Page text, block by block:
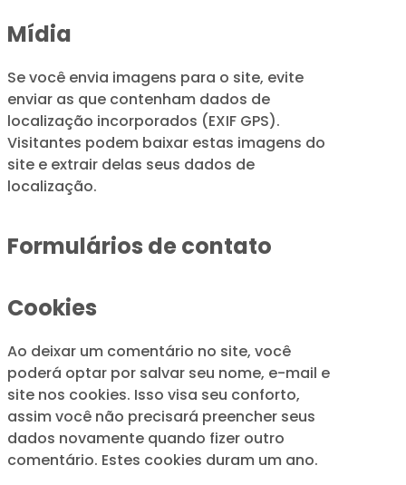
Mídia
Se você envia imagens para o site, evite
enviar as que contenham dados de
localização incorporados (EXIF GPS).
Visitantes podem baixar estas imagens do
site e extrair delas seus dados de
localização.
Formulários de contato
Cookies
Ao deixar um comentário no site, você
poderá optar por salvar seu nome, e-mail e
site nos cookies. Isso visa seu conforto,
assim você não precisará preencher seus
dados novamente quando fizer outro
comentário. Estes cookies duram um ano.